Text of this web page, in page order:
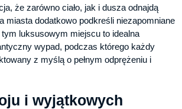
że zarówno ciało, jak i dusza odnajdą
miasta dodatkowo podkreśli niezapomniane
luksusowym miejscu to idealna
wypad, podczas którego każdy
z myślą o pełnym odprężeniu i
i wyjątkowych